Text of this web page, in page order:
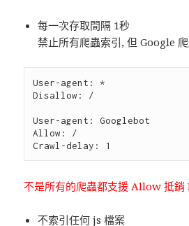
每一次存取間隔 1秒
禁止所有爬蟲索引, 但 Google
User-agent: *
Disallow: /
User-agent: Googlebot
Allow: /
不是所有的爬蟲都支援 Allow 抵
不索引任何 js 檔案